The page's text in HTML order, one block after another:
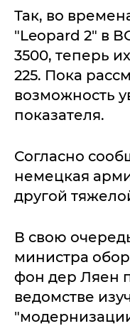
Так, во
"Leopard 2" в
3500, теперь
225. Пока
возможность
показателя.
Согласно
немецкая
другой
В свою
министра
фон дер Ляен
ведомстве